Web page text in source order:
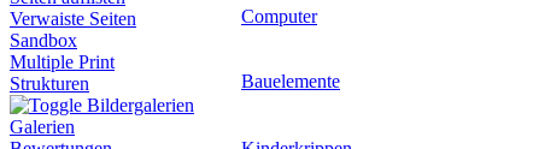
Verwaiste Seiten
Sandbox
Multiple Print
Strukturen
Bildergalerien
Galerien
Computer
Bauelemente